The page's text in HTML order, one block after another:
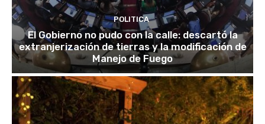
POLITICA
El Gobierno no pudo con la calle: descartó la
extranjerización de tierras y la modificación de
Manejo de Fuego